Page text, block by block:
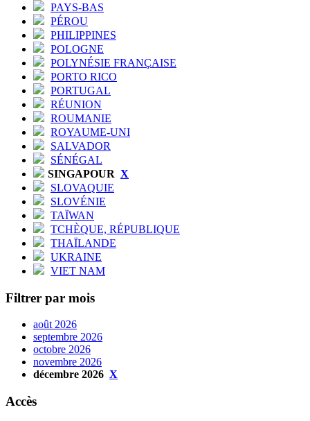
PAYS-BAS
PÉROU
PHILIPPINES
POLOGNE
POLYNÉSIE FRANÇAISE
PORTO RICO
PORTUGAL
RÉUNION
ROUMANIE
ROYAUME-UNI
SALVADOR
SÉNÉGAL
SINGAPOUR X
SLOVAQUIE
SLOVÉNIE
TAÏWAN
TCHÈQUE, RÉPUBLIQUE
THAÏLANDE
UKRAINE
VIET NAM
Filtrer par mois
août 2026
septembre 2026
octobre 2026
novembre 2026
décembre 2026 X
Accès